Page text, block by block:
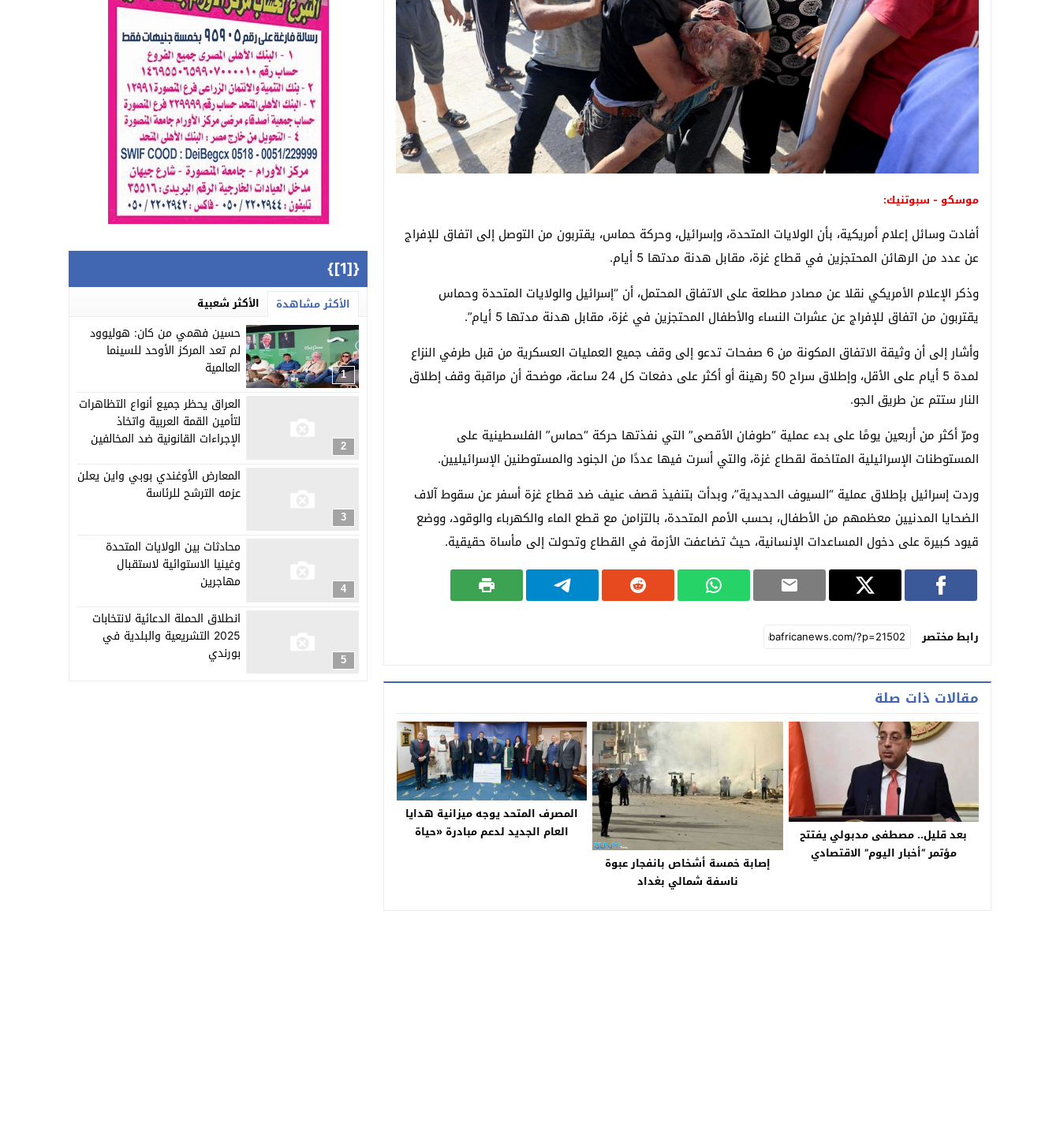
موسكو - سبوتنيك:
أفادت وسائل إعلام أمريكية، بأن الولايات المتحدة، وإسرائيل، وحركة حماس، يقتربون من التوصل إلى اتفاق للإفراج
عن عدد من الرهائن المحتجزين في قطاع غزة، مقابل هدنة مدتها 5 أيام.
وذكر الإعلام الأمريكي نقلا عن مصادر مطلعة على الاتفاق المحتمل، أن “إسرائيل والولايات المتحدة وحماس
يقتربون من اتفاق للإفراج عن عشرات النساء والأطفال المحتجزين في غزة، مقابل هدنة مدتها 5 أيام”.
وأشار إلى أن وثيقة الاتفاق المكونة من 6 صفحات تدعو إلى وقف جميع العمليات العسكرية من قبل طرفي النزاع
لمدة 5 أيام على الأقل، وإطلاق سراح 50 رهينة أو أكثر على دفعات كل 24 ساعة، موضحة أن مراقبة وقف إطلاق
النار ستتم عن طريق الجو.
ومرّ أكثر من أربعين يومًا على بدء عملية “طوفان الأقصى” التي نفذتها حركة “حماس” الفلسطينية على
المستوطنات الإسرائيلية المتاخمة لقطاع غزة، والتي أسرت فيها عددًا من الجنود والمستوطنين الإسرائيليين.
وردت إسرائيل بإطلاق عملية “السيوف الحديدية”، وبدأت بتنفيذ قصف عنيف ضد قطاع غزة أسفر عن سقوط آلاف
الضحايا المدنيين معظمهم من الأطفال، بحسب الأمم المتحدة، بالتزامن مع قطع الماء والكهرباء والوقود، ووضع
قيود كبيرة على دخول المساعدات الإنسانية، حيث تضاعفت الأزمة في القطاع وتحولت إلى مأساة حقيقية.
رابط مختصر
مقالات ذات صلة
بعد قليل.. مصطفى مدبولي يفتتح
مؤتمر “أخبار اليوم” الاقتصادي
إصابة خمسة أشخاص بانفجار عبوة
ناسفة شمالي بغداد
المصرف المتحد يوجه ميزانية هدايا
العام الجديد لدعم مبادرة «حياة
{[1]}
الأكثر مشاهدة الأكثر شعبية
1
حسين فهمي من كان: هوليوود
لم تعد المركز الأوحد للسينما
العالمية
2
العراق يحظر جميع أنواع التظاهرات
لتأمين القمة العربية واتخاذ
الإجراءات القانونية ضد المخالفين
3
المعارض الأوغندي بوبي واين يعلن
عزمه الترشح للرئاسة
4
محادثات بين الولايات المتحدة
وغينيا الاستوائية لاستقبال
مهاجرين
5
انطلاق الحملة الدعائية لانتخابات
2025 التشريعية والبلدية في
بورندي